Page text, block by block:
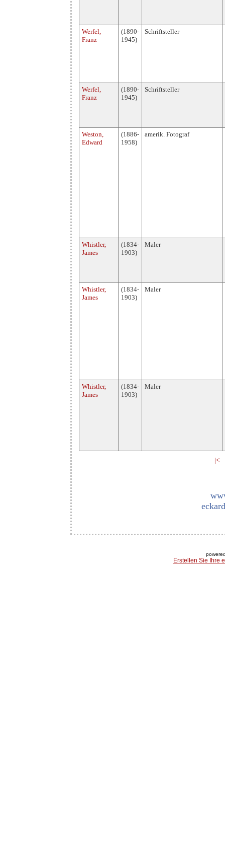
Werfel,
Franz
(1890-
1945)
Schriftsteller
Werfel,
Franz
(1890-
1945)
Schriftsteller
Weston,
Edward
(1886-
1958)
amerik. Fotograf
Whistler,
James
(1834-
1903)
Maler
Whistler,
James
(1834-
1903)
Maler
Whistler,
James
(1834-
1903)
Maler
|<
Erstellen Sie Ihre